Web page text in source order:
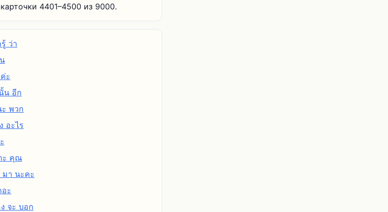
4401–4500 из 9000.
ว่า
ะ
น อีก
พวก
อะไร
ะ คุณ
มา นะคะ
ะ
จะ บอก